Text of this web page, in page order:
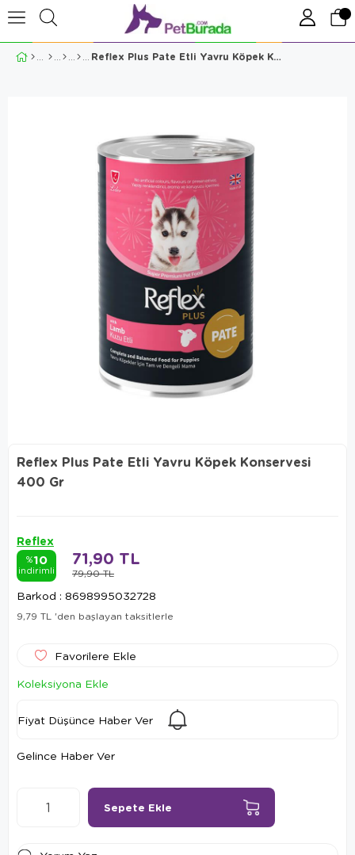
Reflex Plus Pate Etli Yavru Köpek Konservesi 400 Gr
Reflex Plus Pate Etli Yavru Köpek Konservesi
400 Gr
Reflex
%10
indirimli 79,90 TL
71,90 TL
Barkod : 8698995032728
9,79 TL 'den başlayan taksitlerle
Favorilere Ekle
Koleksiyona Ekle
Fiyat Düşünce Haber Ver
Gelince Haber Ver